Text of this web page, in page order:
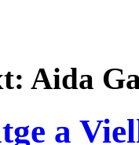
Aida
a